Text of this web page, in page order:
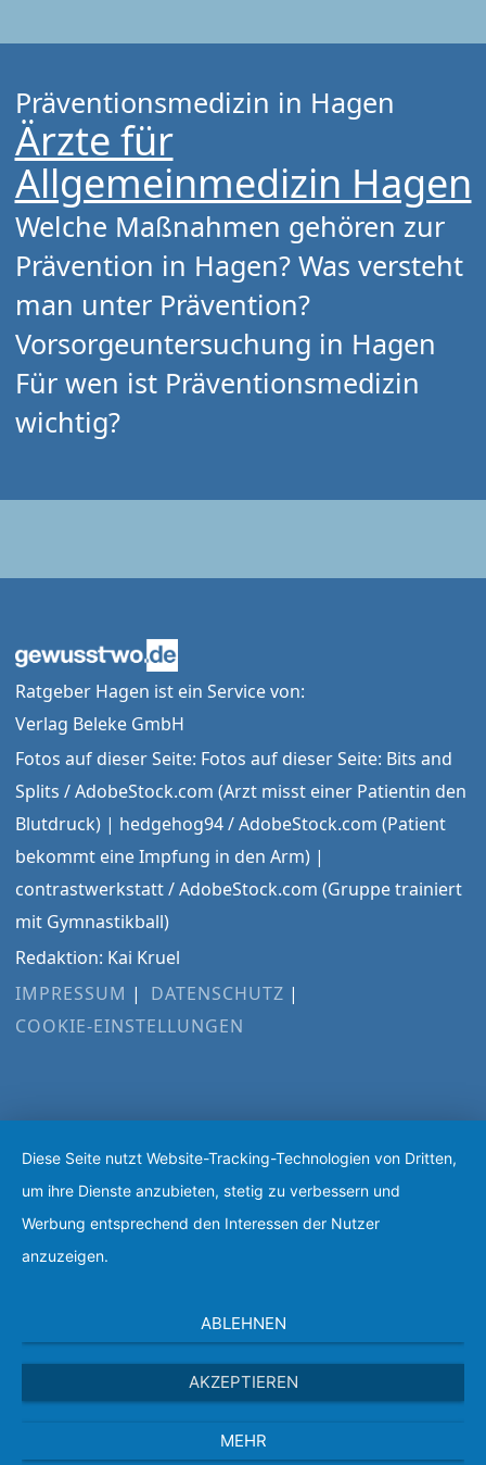
Präventionsmedizin in Hagen
Ärzte für
Allgemeinmedizin Hagen
Welche Maßnahmen gehören zur
Prävention in Hagen? Was versteht
man unter Prävention?
Vorsorgeuntersuchung in Hagen
Für wen ist Präventionsmedizin
wichtig?
Ratgeber Hagen ist ein Service von:
Verlag Beleke GmbH
Fotos auf dieser Seite: Fotos auf dieser Seite: Bits and
Splits / AdobeStock.com (Arzt misst einer Patientin den
Blutdruck) | hedgehog94 / AdobeStock.com (Patient
bekommt eine Impfung in den Arm) |
contrastwerkstatt / AdobeStock.com (Gruppe trainiert
mit Gymnastikball)
Redaktion: Kai Kruel
IMPRESSUM
DATENSCHUTZ
COOKIE-EINSTELLUNGEN
Diese Seite nutzt Website-Tracking-Technologien von Dritten,
um ihre Dienste anzubieten, stetig zu verbessern und
Werbung entsprechend den Interessen der Nutzer
anzuzeigen.
ABLEHNEN
AKZEPTIEREN
MEHR